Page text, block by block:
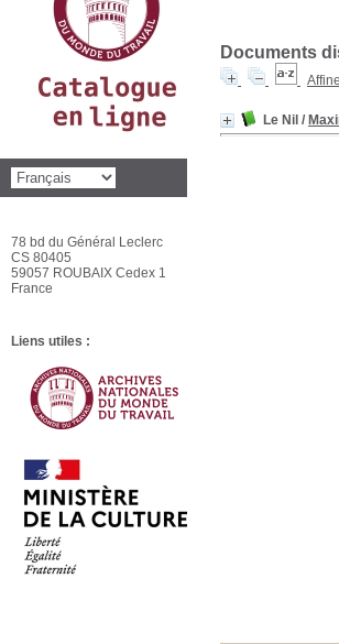
Documents
Le Nil /
78 bd du Général Leclerc
CS 80405
59057 ROUBAIX Cedex 1
France
Liens utiles :